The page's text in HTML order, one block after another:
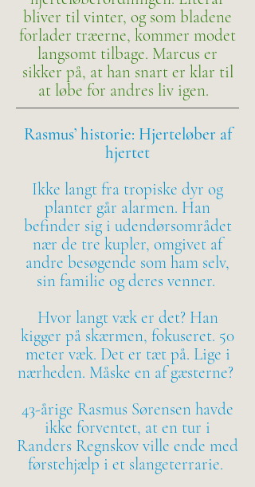
bliver til vinter, og som bladene
forlader træerne, kommer modet
langsomt tilbage. Marcus er
sikker på, at han snart er klar til
at løbe for andres liv igen.
Rasmus’ historie: Hjerteløber af
hjertet
Ikke langt fra tropiske dyr og
planter går alarmen. Han
befinder sig i udendørsområdet
nær de tre kupler, omgivet af
andre besøgende som ham selv,
sin familie og deres venner.
Hvor langt væk er det? Han
kigger på skærmen, fokuseret. 50
meter væk. Det er tæt på. Lige i
nærheden. Måske en af gæsterne?
43-årige Rasmus Sørensen havde
ikke forventet, at en tur i
Randers Regnskov ville ende med
førstehjælp i et slangeterrarie.